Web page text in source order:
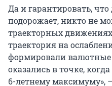
Да и гарантировать, что
подорожает, никто не
траекторных
траектория на
формировали
оказались в точке,
6-летнему максимуму»,